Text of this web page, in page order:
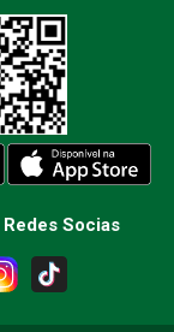
Escreva
Socias